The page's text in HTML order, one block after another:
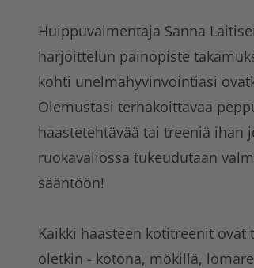
Huippuvalmentaja Sanna
harjoittelun painopiste
kohti unelmahyvinvointiasi
Olemustasi terhakoittavaa
haastetehtävää tai treeniä ihan
ruokavaliossa tukeudutaan
sääntöön!
Kaikki haasteen kotitreenit
oletkin - kotona, mökillä,